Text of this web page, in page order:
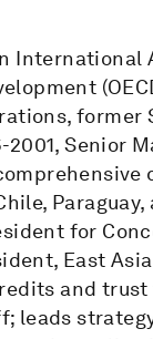
International
former
Senior
for
East
and
leads